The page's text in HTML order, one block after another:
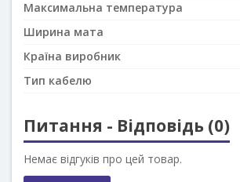
Максимальна температура
Ширина мата
Країна виробник
Тип кабелю
Питання - Відповідь (0)
Немає відгуків про цей товар.